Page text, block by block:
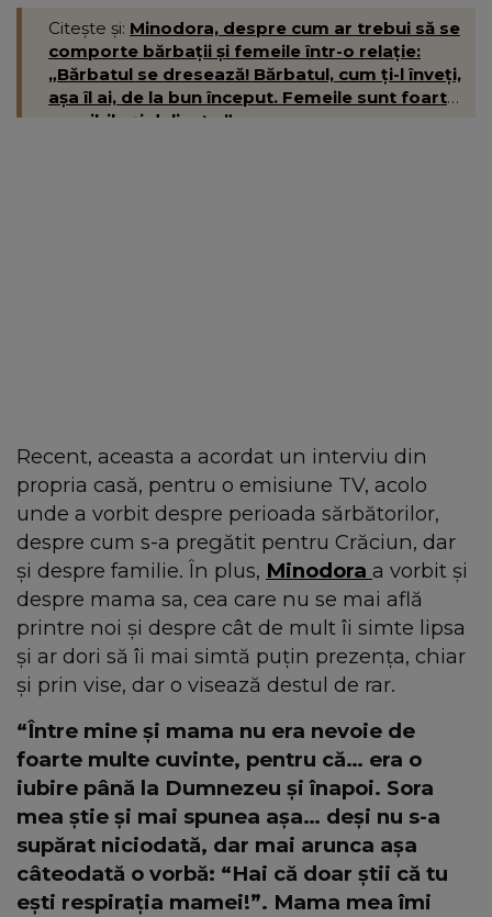
Citește și: Minodora, despre cum ar trebui să se
comporte bărbații și femeile într-o relație:
„Bărbatul se dresează! Bărbatul, cum ți-l înveți,
așa îl ai, de la bun început. Femeile sunt foarte
sensibile și delicate.”
Recent, aceasta a acordat un interviu din
propria casă, pentru o emisiune TV, acolo
unde a vorbit despre perioada sărbătorilor,
despre cum s-a pregătit pentru Crăciun, dar
și despre familie. În plus, Minodora a vorbit și
despre mama sa, cea care nu se mai află
printre noi și despre cât de mult îi simte lipsa
și ar dori să îi mai simtă puțin prezența, chiar
și prin vise, dar o visează destul de rar.
“Între mine și mama nu era nevoie de
foarte multe cuvinte, pentru că… era o
iubire până la Dumnezeu și înapoi. Sora
mea știe și mai spunea așa… deși nu s-a
supărat niciodată, dar mai arunca așa
câteodată o vorbă: “Hai că doar știi că tu
ești respirația mamei!”. Mama mea îmi